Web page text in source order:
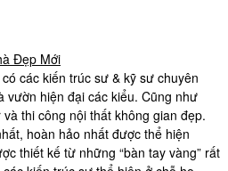
Đẹp Mới
các kiến trúc sư & kỹ sư chuyên
vườn hiện đại các kiểu. Cũng như
thi công nội thất không gian đẹp.
hoàn hảo nhất được thể hiện
thiết kế từ những “bàn tay vàng” rất